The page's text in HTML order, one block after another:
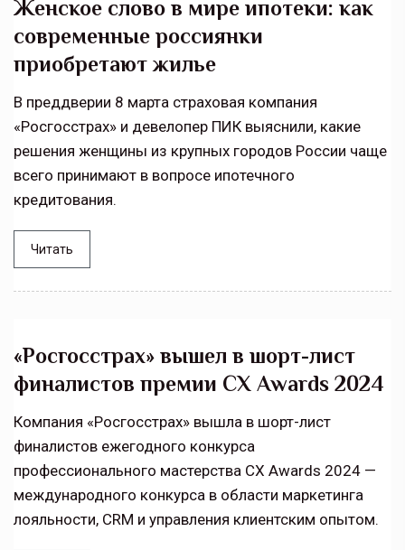
Женское слово в мире ипотеки: как
современные россиянки
приобретают жилье
В преддверии 8 марта страховая компания
«Росгосстрах» и девелопер ПИК выяснили, какие
решения женщины из крупных городов России чаще
всего принимают в вопросе ипотечного
кредитования.
Читать
«Росгосстрах» вышел в шорт-лист
финалистов премии CX Awards 2024
Компания «Росгосстрах» вышла в шорт-лист
финалистов ежегодного конкурса
профессионального мастерства CX Awards 2024 —
международного конкурса в области маркетинга
лояльности, CRM и управления клиентским опытом.